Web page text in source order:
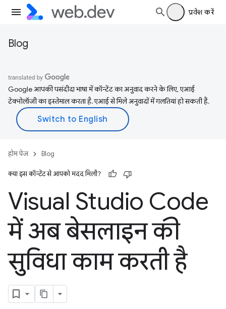
प्रवेश करें
Blog
Google आपकी पसंदीदा भाषा में कॉन्टेंट का अनुवाद करने के लिए, एआई
टेक्नोलॉजी का इस्तेमाल करता है. एआई से मिले अनुवादों में गलतियां हो सकती हैं.
होम पेज Blog
क्या इस कॉन्टेंट से आपको मदद मिली?
Visual Studio Code
में अब बेसलाइन की
सुविधा काम करती है